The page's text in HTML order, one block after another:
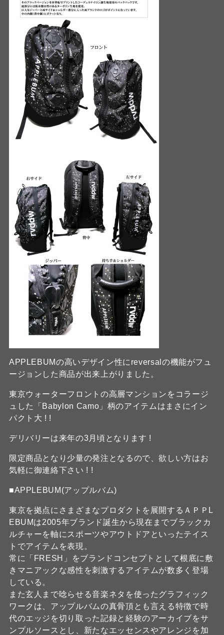
APPLEBUMの高いデザイン性にreversalの機能がフュ
ージョンした商品が出来上がりました。
東京ウォーターフロントの高層マンションをコラージ
ュした「Babylon Camo」柄のアイテムはまさにイン
パクト大 ! !
デリバリーは来年の3月頃となります !
限定商品となり少量の発注となるので、欲しい方はお
気軽に御連絡下さい ! !
■APPLEBUM(アップルバム)
東京を拠点にさまざまなプロダクトを展開するＡＰＰL
EBUMは2005年ブランド誕生から現在までブラックカ
ルチャーを軸にスポーツやアウトドアといったテイス
トでアイテムを表現。
常に「FRESH」をブランドコンセプトとして根底に敷
きマニアックな感性を刺激するアイテムが数多く登場
している。
また玄人まで唸らせる音楽ネタを使ったグラフィック
ワークは、アップルバムの真骨頂とも言える特徴で時
代のエッジを切り取った記録と経験のアーカイブをサ
ンプルソースとし、新たなエッセンスやアレンジを加